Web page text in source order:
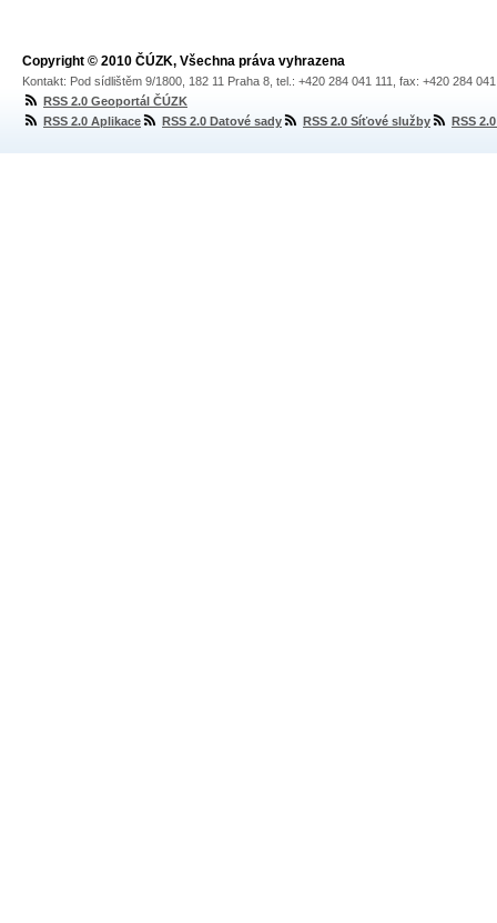
Copyright © 2010 ČÚZK, Všechna práva vyhrazena
Kontakt: Pod sídlištěm 9/1800, 182 11 Praha 8, tel.: +420 284 041 111, fax: +420 284
RSS 2.0 Geoportál ČÚZK
RSS 2.0 Aplikace
RSS 2.0 Datové sady RSS 2.0 Síťové služby RSS